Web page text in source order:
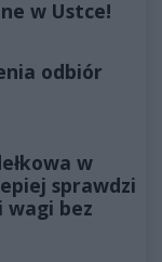
w Ustce!
odbiór
w
sprawdzi
wagi bez